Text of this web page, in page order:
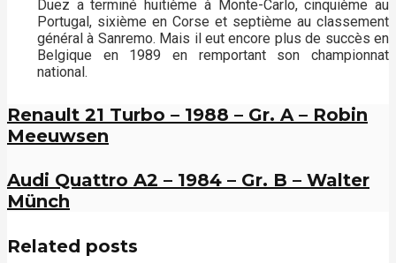
Duez a terminé huitième à Monte-Carlo, cinquième au
Portugal, sixième en Corse et septième au classement
général à Sanremo. Mais il eut encore plus de succès en
Belgique en 1989 en remportant son championnat
national.
Renault 21 Turbo – 1988 – Gr. A – Robin
Meeuwsen
Audi Quattro A2 – 1984 – Gr. B – Walter
Münch
Related posts